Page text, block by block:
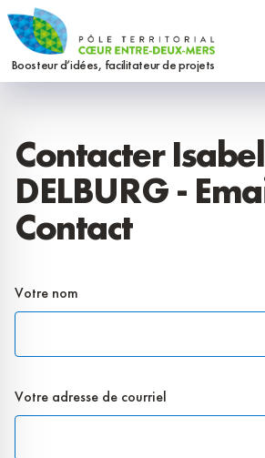
Aller
au
contenu
Boosteur d’idées, facilitateur de projets
Contacter
DELBURG -
Contact
Votre nom
Votre adresse de courriel
Panneau de gestion des cookies